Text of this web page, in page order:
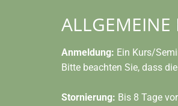
ALLGEMEINE
Anmeldung: Ein Kurs/
Bitte beachten Sie, dass
Stornierung: Bis 8 Tage